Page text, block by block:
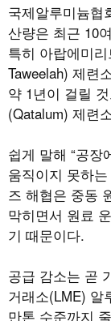
국제알루미늄협
산량은 최근 10
특히 아랍에미
Taweelah) 제련
약 1년이 걸릴
(Qatalum) 제련
쉽게 말해 “공장
움직이지 못하
즈 해협은 중동
막히면서 원료
기 때문이다.
공급 감소는 곧
거래소(LME) 알
만톤 수준까지